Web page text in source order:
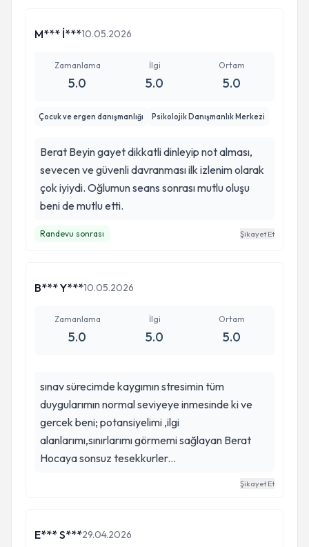
M*** İ***10.05.2026
Zamanlama
5.0
İlgi
5.0
Ortam
5.0
Çocuk ve ergen danışmanlığı Psikolojik Danışmanlık Merkezi
Berat Beyin gayet dikkatli dinleyip not alması,
sevecen ve güvenli davranması ilk izlenim olarak
çok iyiydi. Oğlumun seans sonrası mutlu oluşu
beni de mutlu etti.
Randevu sonrası Şikayet Et
B*** Y***10.05.2026
Zamanlama
5.0
İlgi
5.0
Ortam
5.0
sınav sürecimde kaygımın stresimin tüm
duygularımın normal seviyeye inmesinde ki ve
gercek beni; potansiyelimi ,ilgi
alanlarımı,sınırlarımı görmemi sağlayan Berat
Hocaya sonsuz tesekkurler...
Şikayet Et
E*** S***29.04.2026